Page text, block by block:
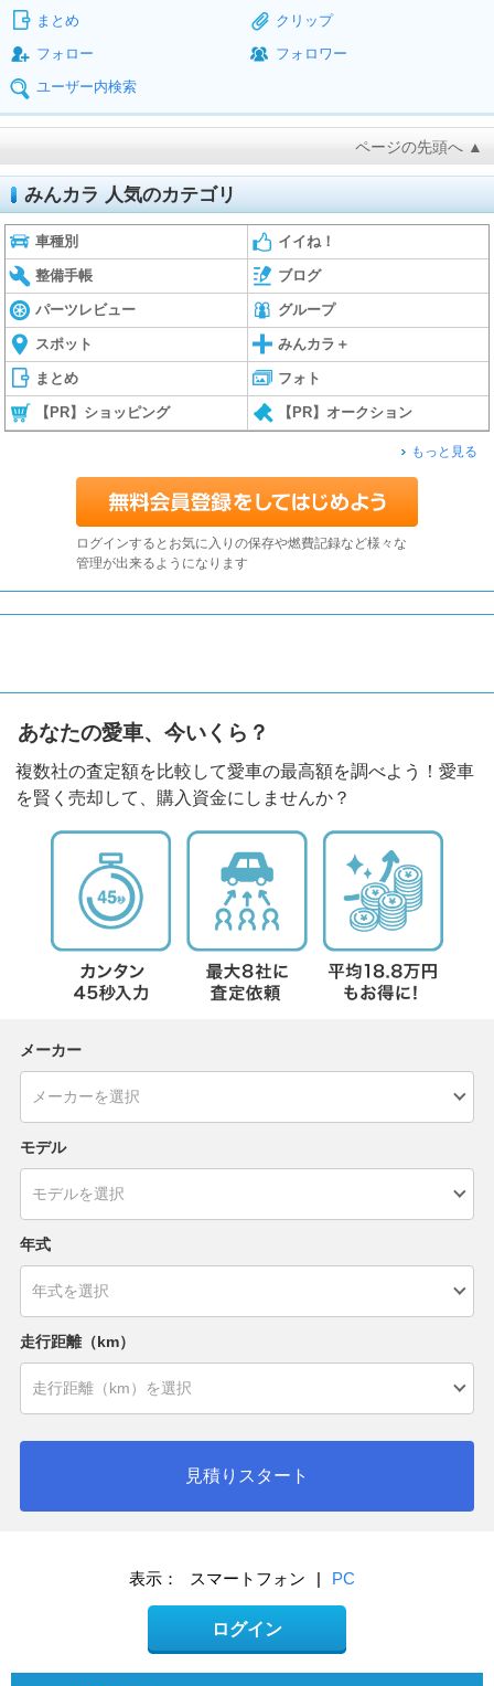
まとめ
クリップ
フォロー
フォロワー
ユーザー内検索
ページの先頭へ ▲
みんカラ 人気のカテゴリ
車種別 イイね！
整備手帳 ブログ
パーツレビュー グループ
スポット みんカラ＋
まとめ フォト
【PR】ショッピング 【PR】オークション
もっと見る
ログインするとお気に入りの保存や燃費記録など様々な
管理が出来るようになります
あなたの愛車、今いくら？
複数社の査定額を比較して愛車の最高額を調べよう！愛車
を賢く売却して、購入資金にしませんか？
メーカー
モデル
年式
走行距離（km）
見積りスタート
表示： スマートフォン | PC
ログイン